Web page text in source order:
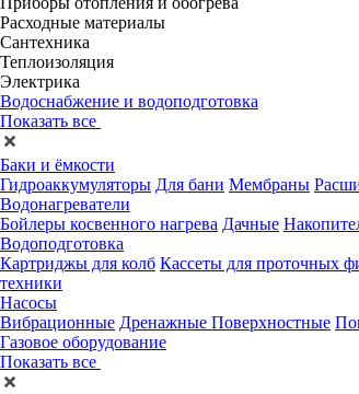
Расходные материалы
Сантехника
Теплоизоляция
Электрика
Водоснабжение и водоподготовка
Показать все
Баки и ёмкости
Гидроаккумуляторы Для бани Мембраны
Водонагреватели
Бойлеры косвенного нагрева Дачные
Водоподготовка
Картриджы для колб Кассеты для проточных
техники
Насосы
Вибрационные Дренажные Поверхностные
Газовое оборудование
Показать все